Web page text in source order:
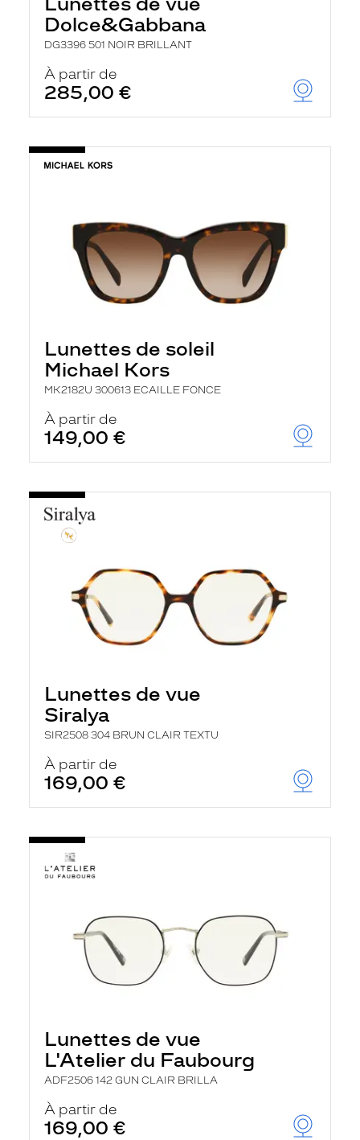
Dolce&Gabbana
DG3396 501 NOIR BRILLANT
À partir de
285,00 €
Lunettes de soleil
Michael Kors
MK2182U 300613 ECAILLE FONCE
À partir de
149,00 €
Lunettes de vue
Siralya
SIR2508 304 BRUN CLAIR TEXTU
À partir de
169,00 €
Lunettes de vue
L'Atelier du Faubourg
ADF2506 142 GUN CLAIR BRILLA
À partir de
169,00 €